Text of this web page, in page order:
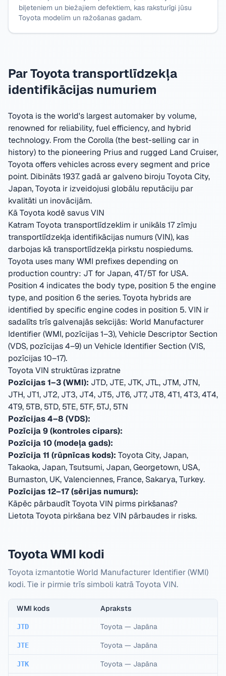
biļeteniem un biežajiem defektiem, kas raksturīgi jūsu
Toyota modelim un ražošanas gadam.
Par Toyota transportlīdzekļa
identifikācijas numuriem
Toyota is the world's largest automaker by volume,
renowned for reliability, fuel efficiency, and hybrid
technology. From the Corolla (the best-selling car in
history) to the pioneering Prius and rugged Land Cruiser,
Toyota offers vehicles across every segment and price
point. Dibināts 1937. gadā ar galveno biroju Toyota City,
Japan,Toyota ir izveidojusi globālu reputāciju par
kvalitāti un inovācijām.
Kā Toyota kodē savus VIN
Katram Toyota transportlīdzeklim ir unikāls 17 zīmju
transportlīdzekļa identifikācijas numurs (VIN), kas
darbojas kā transportlīdzekļa pirkstu nospiedums.
Toyota uses many WMI prefixes depending on
production country: JT for Japan, 4T/5T for USA.
Position 4 indicates the body type, position 5 the engine
type, and position 6 the series. Toyota hybrids are
identified by specific engine codes in position 5.VIN ir
sadalīts trīs galvenajās sekcijās: World Manufacturer
Identifier (WMI, pozīcijas 1–3), Vehicle Descriptor Section
(VDS, pozīcijas 4–9) un Vehicle Identifier Section (VIS,
pozīcijas 10–17).
Toyota VIN struktūras izpratne
Pozīcijas 1–3 (WMI): JTD, JTE, JTK, JTL, JTM, JTN,
JTH, JT1, JT2, JT3, JT4, JT5, JT6, JT7, JT8, 4T1, 4T3, 4T4,
4T9, 5TB, 5TD, 5TE, 5TF, 5TJ, 5TN
Pozīcijas 4–8 (VDS):
Pozīcija 9 (kontroles cipars):
Pozīcija 10 (modeļa gads):
Pozīcija 11 (rūpnīcas kods): Toyota City, Japan,
Takaoka, Japan, Tsutsumi, Japan, Georgetown, USA,
Burnaston, UK, Valenciennes, France, Sakarya, Turkey.
Pozīcijas 12–17 (sērijas numurs):
Kāpēc pārbaudīt Toyota VIN pirms pirkšanas?
Lietota Toyota pirkšana bez VIN pārbaudes ir risks.
Toyota WMI kodi
Toyota izmantotie World Manufacturer Identifier (WMI)
kodi. Tie ir pirmie trīs simboli katrā Toyota VIN.
WMI kods Apraksts
JTD Toyota — Japāna
JTE Toyota — Japāna
JTK Toyota — Japāna